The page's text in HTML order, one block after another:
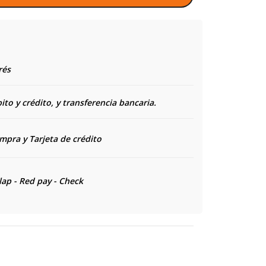
y crédito, y transferencia bancaria.
y Tarjeta de crédito
- Red pay - Check